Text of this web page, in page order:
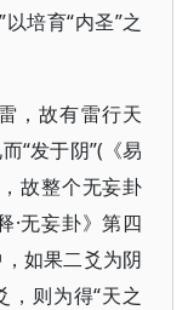
培育“内圣”之
，故有雷行天
“发于阴”(《易
故整个无妄卦
·无妄卦》第四
如果二爻为阴
，则为得“天之